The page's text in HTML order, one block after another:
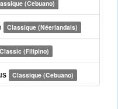
(Cebuano)
Classique (Néerlandais)
Classic (Filipino)
Classique (Cebuano)